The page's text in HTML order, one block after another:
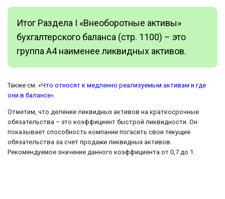
Итог Раздела I «Внеоборотные активы»
бухгалтерского баланса (стр. 1100) – это
группа А4 наименее ликвидных активов.
Также см. «Что относят к медленно реализуемым активам и где
они в балансе».
Отметим, что деление ликвидных активов на краткосрочные
обязательства – это коэффициент быстрой ликвидности. Он
показывает способность компании погасить свои текущие
обязательства за счет продажи ликвидных активов.
Рекомендуемое значение данного коэффициента от 0,7 до 1.